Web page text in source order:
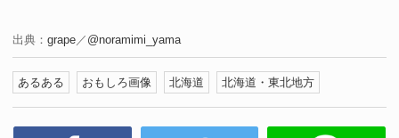
出典： grape／ @noramimi_yama
あるある おもしろ画像 北海道 北海道・東北地方